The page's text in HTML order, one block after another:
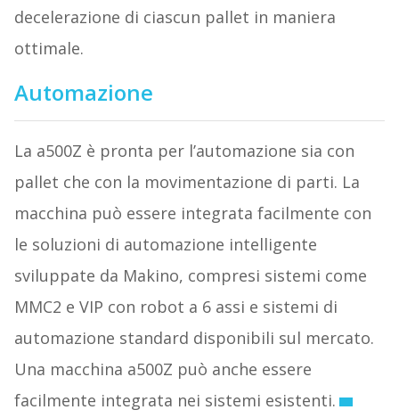
decelerazione di ciascun pallet in maniera
ottimale.
Automazione
La a500Z è pronta per l’automazione sia con
pallet che con la movimentazione di parti. La
macchina può essere integrata facilmente con
le soluzioni di automazione intelligente
sviluppate da Makino, compresi sistemi come
MMC2 e VIP con robot a 6 assi e sistemi di
automazione standard disponibili sul mercato.
Una macchina a500Z può anche essere
facilmente integrata nei sistemi esistenti.